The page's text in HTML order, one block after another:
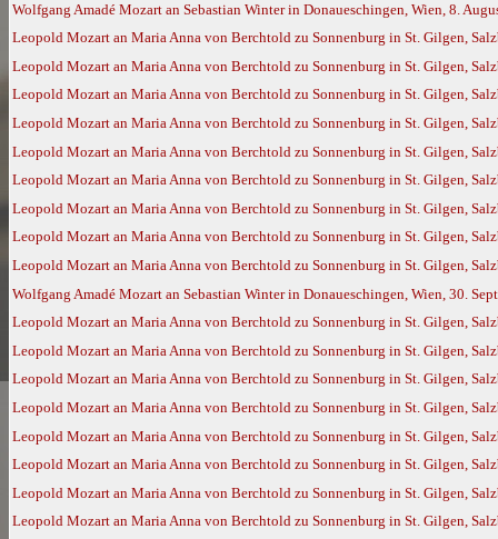
Wolfgang Amadé Mozart an Sebastian Winter in Donaueschingen, Wien, 8.
Leopold Mozart an Maria Anna von Berchtold zu Sonnenburg in St. Gilgen,
Leopold Mozart an Maria Anna von Berchtold zu Sonnenburg in St. Gilgen,
Leopold Mozart an Maria Anna von Berchtold zu Sonnenburg in St. Gilgen,
Leopold Mozart an Maria Anna von Berchtold zu Sonnenburg in St. Gilgen,
Leopold Mozart an Maria Anna von Berchtold zu Sonnenburg in St. Gilgen,
Leopold Mozart an Maria Anna von Berchtold zu Sonnenburg in St. Gilgen,
Leopold Mozart an Maria Anna von Berchtold zu Sonnenburg in St. Gilgen,
Leopold Mozart an Maria Anna von Berchtold zu Sonnenburg in St. Gilgen,
Leopold Mozart an Maria Anna von Berchtold zu Sonnenburg in St. Gilgen,
Wolfgang Amadé Mozart an Sebastian Winter in Donaueschingen, Wien, 30.
Leopold Mozart an Maria Anna von Berchtold zu Sonnenburg in St. Gilgen,
Leopold Mozart an Maria Anna von Berchtold zu Sonnenburg in St. Gilgen,
Leopold Mozart an Maria Anna von Berchtold zu Sonnenburg in St. Gilgen,
Leopold Mozart an Maria Anna von Berchtold zu Sonnenburg in St. Gilgen,
Leopold Mozart an Maria Anna von Berchtold zu Sonnenburg in St. Gilgen,
Leopold Mozart an Maria Anna von Berchtold zu Sonnenburg in St. Gilgen,
Leopold Mozart an Maria Anna von Berchtold zu Sonnenburg in St. Gilgen,
Leopold Mozart an Maria Anna von Berchtold zu Sonnenburg in St. Gilgen,